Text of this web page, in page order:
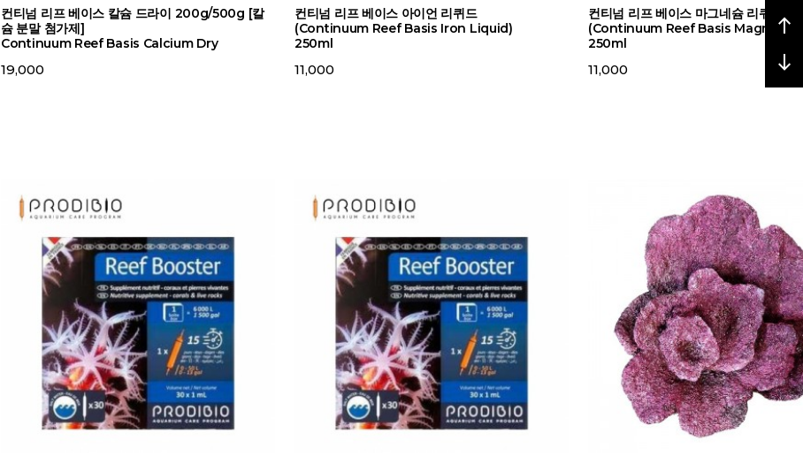
컨티넘 리프 베이스 칼슘 드라이 200g/500g [칼
슘 분말 첨가제]
Continuum Reef Basis Calcium Dry
19,000
컨티넘 리프 베이스 아이언 리퀴드
(Continuum Reef Basis Iron Liquid)
250ml
11,000
컨티넘 리프 베이스 마그네슘 리퀴드
(Continuum Reef Basis
250ml
11,000